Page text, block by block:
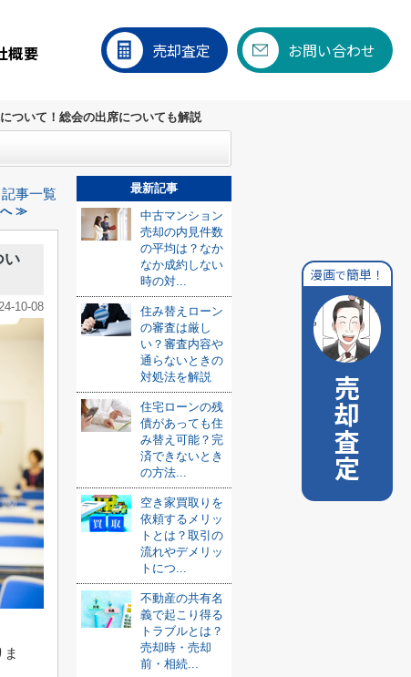
概要 売却査定 お問い合わせ
漫画で簡単！
売却査定
ついて！総会の出席についても解説
記事一覧
へ ≫
い
10-08
最新記事
中古マンション
売却の内見件数
の平均は？なか
なか成約しない
時の対...
住み替えローン
の審査は厳し
い？審査内容や
通らないときの
対処法を解説
住宅ローンの残
債があっても住
み替え可能？完
済できないとき
の方法...
空き家買取りを
依頼するメリッ
トとは？取引の
流れやデメリッ
トにつ...
不動産の共有名
義で起こり得る
トラブルとは？
売却時・売却
前・相続...